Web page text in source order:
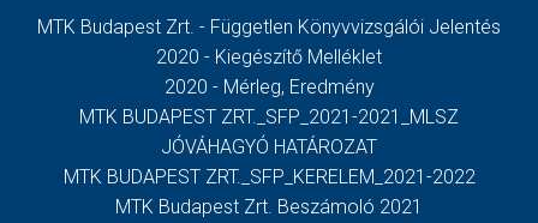
MTK Budapest Zrt. - Független Könyvvizsgálói Jelentés
2020 - Kiegészítő Melléklet
2020 - Mérleg, Eredmény
MTK BUDAPEST ZRT._SFP_2021-2021_MLSZ
JÓVÁHAGYÓ HATÁROZAT
MTK BUDAPEST ZRT._SFP_KERELEM_2021-2022
MTK Budapest Zrt. Beszámoló 2021